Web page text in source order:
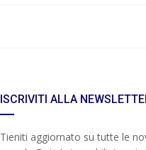
ISCRIVITI ALLA
Tieniti aggiornato su tutte le